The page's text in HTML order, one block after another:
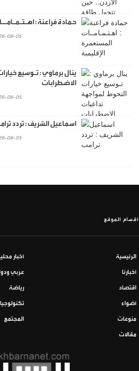
حمادة فراعنة :
08-05
ينال برماوي : تـوسيع
الاضطرابات
08-05
اسماعيل الشريف : تردد
08-05
أقسام الموقع
الرئيسية أخبار
أخبارنا عربي
اقتصاد رياضة
أضواء تكنولوجيا
منوعات المجتمع
مقالات